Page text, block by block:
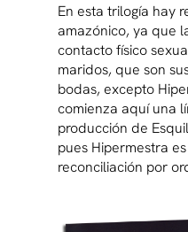
En esta trilogía hay
amazónico, ya que
contacto físico
maridos, que son
bodas, excepto
comienza aquí una
producción de
pues Hipermestra
reconciliación por